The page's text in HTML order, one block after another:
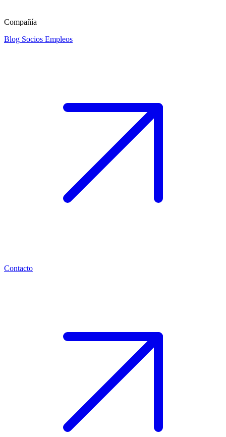
Compañía
Blog Socios Empleos
Contacto